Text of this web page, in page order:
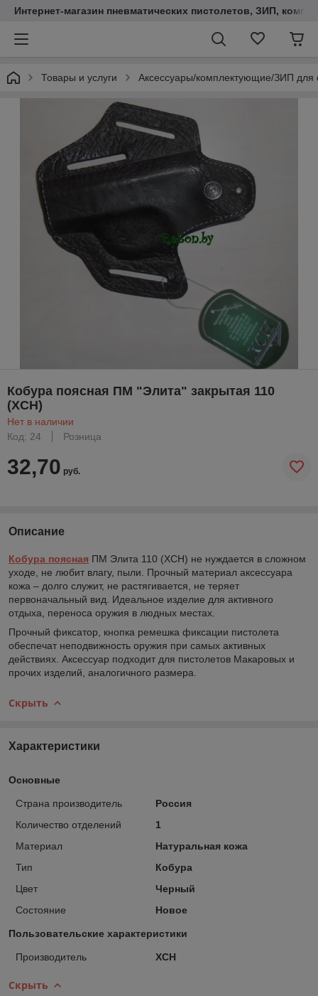
Интернет-магазин пневматических пистолетов, ЗИП,
Товары и услуги Аксессуары/комплектующие/ЗИП для
Кобура поясная ПМ "Элита" закрытая 110
(XCH)
Нет в наличии
Код: 24
Розница
32,70 руб.
Описание
Кобура поясная ПМ Элита 110 (XCH) не нуждается в сложном
уходе, не любит влагу, пыли. Прочный материал аксессуара
кожа – долго служит, не растягивается, не теряет
первоначальный вид. Идеальное изделие для активного
отдыха, переноса оружия в людных местах.
Прочный фиксатор, кнопка ремешка фиксации пистолета
обеспечат неподвижность оружия при самых активных
действиях. Аксессуар подходит для пистолетов Макаровых и
прочих изделий, аналогичного размера.
Скрыть
Характеристики
Основные
Страна производитель
Россия
Количество отделений
1
Материал
Натуральная кожа
Тип
Кобура
Цвет
Черный
Состояние
Новое
Пользовательские характеристики
Производитель XCH
Скрыть